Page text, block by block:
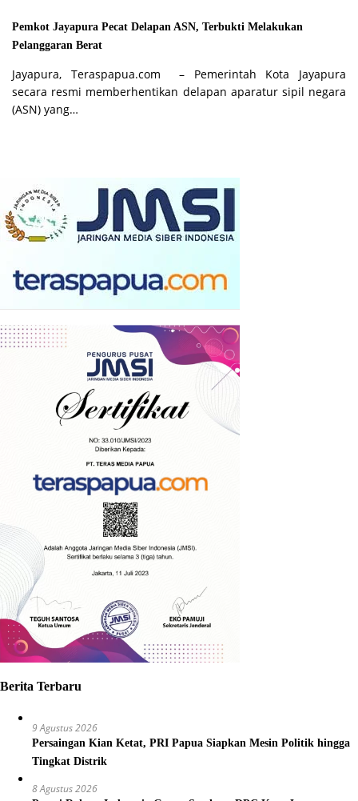
Pemkot Jayapura Pecat Delapan ASN, Terbukti Melakukan
Pelanggaran Berat
Jayapura, Teraspapua.com – Pemerintah Kota Jayapura
secara resmi memberhentikan delapan aparatur sipil negara
(ASN) yang…
Berita Terbaru
9 Agustus 2026
Persaingan Kian Ketat, PRI Papua Siapkan Mesin Politik hingga
Tingkat Distrik
8 Agustus 2026